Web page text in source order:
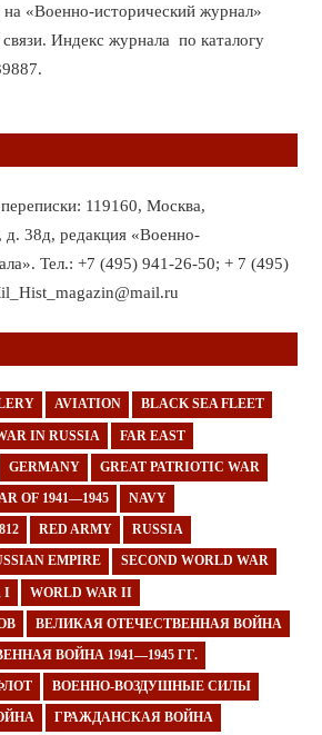
«Военно-исторический журнал»
Индекс журнала по каталогу
119160, Москва,
38д, редакция «Военно-
Тел.: +7 (495) 941-26-50; + 7 (495)
AVIATION BLACK SEA FLEET
IN RUSSIA FAR EAST
GERMANY GREAT PATRIOTIC WAR
OF 1941—1945 NAVY
RED ARMY RUSSIA
EMPIRE SECOND WORLD WAR
I WORLD WAR II
ВЕЛИКАЯ ОТЕЧЕСТВЕННАЯ ВОЙНА
ВОЙНА 1941—1945 ГГ.
ВОЕННО-ВОЗДУШНЫЕ СИЛЫ
ГРАЖДАНСКАЯ ВОЙНА